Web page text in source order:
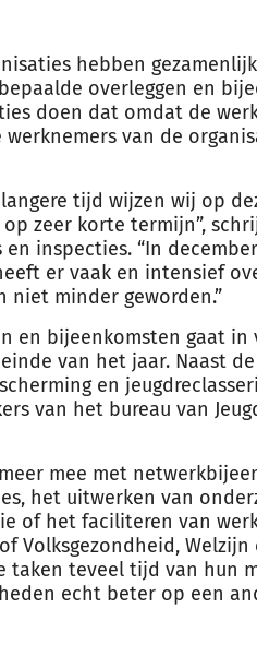
hebben
overleggen en
doen dat omdat de
van de
tijd wijzen wij op
zeer korte termijn”,
inspecties. “In
er vaak en intensief
niet minder geworden.”
en bijeenkomsten gaat in
van het jaar. Naast de
en
van het bureau van
mee met
het uitwerken van
of het faciliteren van
Volksgezondheid, Welzijn
taken teveel tijd van hun
echt beter op een